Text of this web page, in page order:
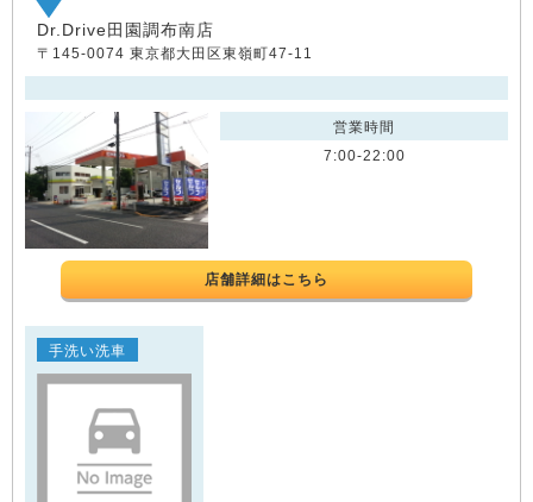
Dr.Drive田園調布南店
〒145-0074 東京都大田区東嶺町47-11
営業時間
7:00-22:00
店舗詳細はこちら
手洗い洗車